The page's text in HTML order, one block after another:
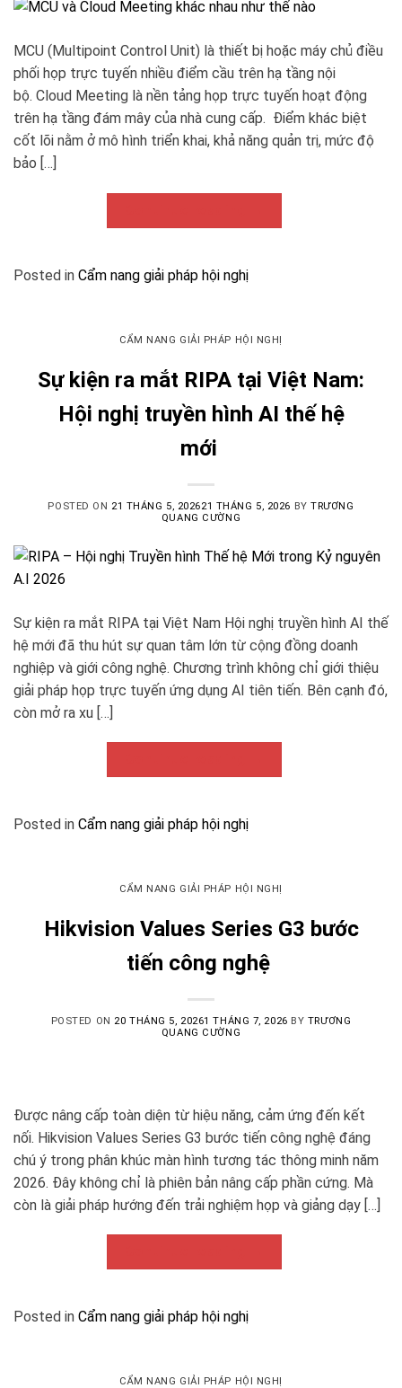
MCU (Multipoint Control Unit) là thiết bị hoặc máy chủ điều
phối họp trực tuyến nhiều điểm cầu trên hạ tầng nội
bộ. Cloud Meeting là nền tảng họp trực tuyến hoạt động
trên hạ tầng đám mây của nhà cung cấp. Điểm khác biệt
cốt lõi nằm ở mô hình triển khai, khả năng quản trị, mức độ
bảo […]
Posted in Cẩm nang giải pháp hội nghị
CẨM NANG GIẢI PHÁP HỘI NGHỊ
Sự kiện ra mắt RIPA tại Việt Nam:
Hội nghị truyền hình AI thế hệ
mới
POSTED ON 21 THÁNG 5, 202621 THÁNG 5, 2026 BYTRƯƠNG
QUANG CƯỜNG
Sự kiện ra mắt RIPA tại Việt Nam Hội nghị truyền hình AI thế
hệ mới đã thu hút sự quan tâm lớn từ cộng đồng doanh
nghiệp và giới công nghệ. Chương trình không chỉ giới thiệu
giải pháp họp trực tuyến ứng dụng AI tiên tiến. Bên cạnh đó,
còn mở ra xu […]
Posted in Cẩm nang giải pháp hội nghị
CẨM NANG GIẢI PHÁP HỘI NGHỊ
Hikvision Values Series G3 bước
tiến công nghệ
POSTED ON 20 THÁNG 5, 20261 THÁNG 7, 2026 BY TRƯƠNG
QUANG CƯỜNG
Được nâng cấp toàn diện từ hiệu năng, cảm ứng đến kết
nối. Hikvision Values Series G3 bước tiến công nghệ đáng
chú ý trong phân khúc màn hình tương tác thông minh năm
2026. Đây không chỉ là phiên bản nâng cấp phần cứng. Mà
còn là giải pháp hướng đến trải nghiệm họp và giảng dạy […]
Posted in Cẩm nang giải pháp hội nghị
CẨM NANG GIẢI PHÁP HỘI NGHỊ